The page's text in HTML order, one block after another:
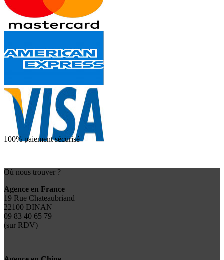
100% paiement sécurisé
Où nous trouver ?
Agence en France
19 Rue Chateaubriand
22100 DINAN
09 83 40 65 79
(sur RDV)